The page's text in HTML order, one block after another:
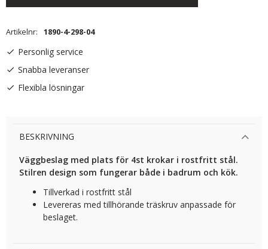
Artikelnr 1890-4-298-04
Personlig service
Snabba leveranser
Flexibla lösningar
BESKRIVNING
Väggbeslag med plats för 4st krokar i rostfritt stål.
Stilren design som fungerar både i badrum och kök.
Tillverkad i rostfritt stål
Levereras med tillhörande träskruv anpassade för
beslaget.